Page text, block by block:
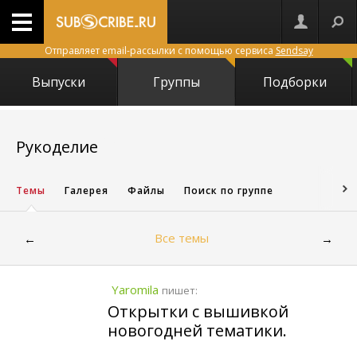
Отправляет email-рассылки с помощью сервиса Sendsay
Выпуски Группы Подборки
Рукоделие
Темы Галерея Файлы Поиск по группе
← Все темы →
Yaromila пишет:
Открытки с вышивкой
новогодней тематики.